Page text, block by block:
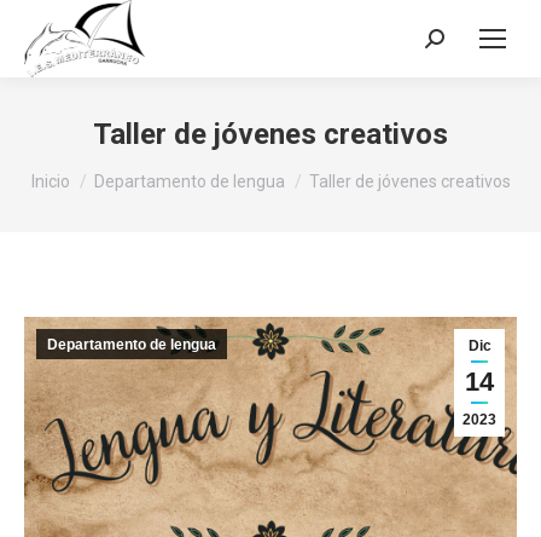
Buscar:
Taller de jóvenes creativos
Estás aquí:
Inicio Departamento de lengua Taller de jóvenes creativos
Dic
14
2023
Departamento de lengua